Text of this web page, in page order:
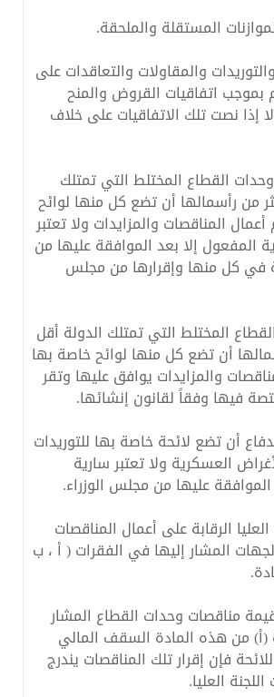
المستقلة والملحقة.
والمقاولات والتعاقدات على
بموجب اتفاقيات القروض والمنح
إذا نصت تلك الاتفاقيات على خلاف
وحدات القطاع المختلط التي تمتلك
فأكثر من رأسمالها أن تضع كل منها لوائح
المناقصات والمزايدات ولا تعتبر
المفعول إلا بعد الموافقة عليها من
في كل منها وإقرارها من مجلس
المختلط التي تمتلك الدولة أقل
رأسمالها أن تضع كل منها لوائح خاصة بها
والمزايدات يوافق عليها وتقر
فيها وفقاً لقانون إنشائها.
أن تضع لائحة خاصة بها للتوريدات
العسكرية ولا تعتبر سارية
عليها من مجلس الوزراء.
الرقابة على أعمال المناقصات
المشار إليها في الفقرات ( أ ، ب
مناقصات وحدات القطاع المشار
(أ) من هذه المادة السقف المالي
فإن إقرار تلك المناقصات يندرج
العليا.